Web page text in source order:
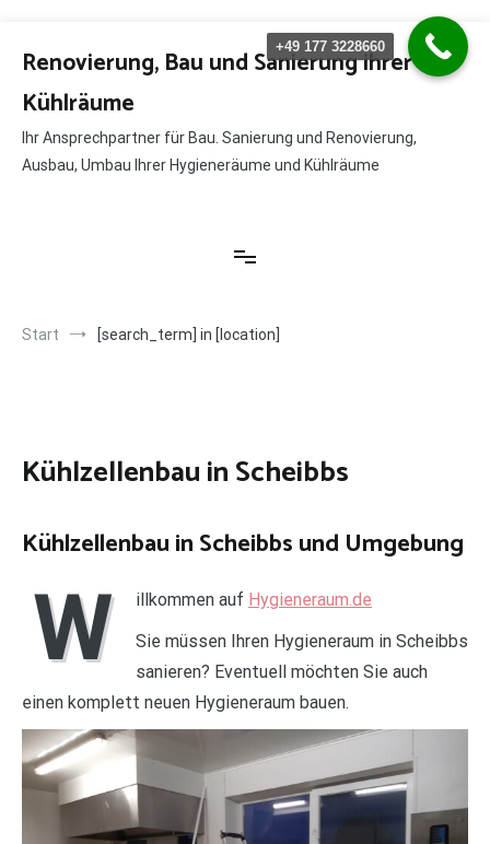
Inhalt
springen
Renovierung, Bau und Sanierung ihrer
Kühlräume
Ihr Ansprechpartner für Bau. Sanierung und Renovierung,
Ausbau, Umbau Ihrer Hygieneräume und Kühlräume
Start [search_term] in [location]
Kühlzellenbau in Scheibbs
Kühlzellenbau in Scheibbs und Umgebung
W illkommen auf Hygieneraum.de
Sie müssen Ihren Hygieneraum in Scheibbs
sanieren? Eventuell möchten Sie auch
einen komplett neuen Hygieneraum bauen.
+49 177 3228660